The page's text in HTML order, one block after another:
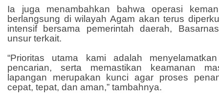
Ia juga menambahkan bahwa operasi
berlangsung di wilayah Agam akan terus
intensif bersama pemerintah daerah,
unsur terkait.
“Prioritas utama kami adalah
pencarian, serta memastikan keamanan
lapangan merupakan kunci agar proses
cepat, tepat, dan aman,” tambahnya.